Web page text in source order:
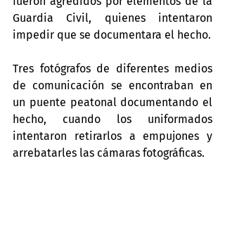
Guardia Civil, quienes intentaron
impedir que se documentara el hecho.
Tres fotógrafos de diferentes medios
de comunicación se encontraban en
un puente peatonal documentando el
hecho, cuando los uniformados
intentaron retirarlos a empujones y
arrebatarles las cámaras fotográficas.